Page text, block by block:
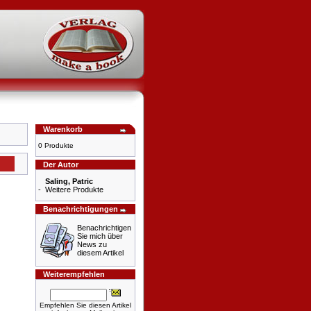
Warenkorb
0 Produkte
Der Autor
Saling, Patric
- Weitere Produkte
Benachrichtigungen
Benachrichtigen
Sie mich über
News zu
diesem Artikel
Weiterempfehlen
Empfehlen Sie diesen Artikel